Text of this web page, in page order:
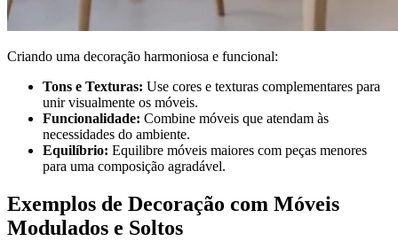
Criando uma decoração harmoniosa e funcional:
Tons e Texturas: Use cores e texturas complementares para
unir visualmente os móveis.
Funcionalidade: Combine móveis que atendam às
necessidades do ambiente.
Equilíbrio: Equilibre móveis maiores com peças menores
para uma composição agradável.
Exemplos de Decoração com Móveis
Modulados e Soltos